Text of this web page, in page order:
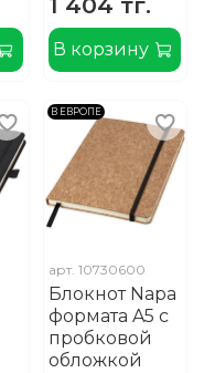
В корзину
В ЕВРОПЕ
арт.10730600
Блокнот Napa
формата A5 с
пробковой
обложкой